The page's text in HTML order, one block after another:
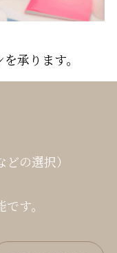
承ります。
の選択）
す。